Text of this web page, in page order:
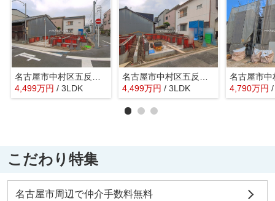
名古屋市中村区五反城町６丁目29【仲介手数料無料】新築一戸建て 1号棟
4,499万円 / 3LDK
名古屋市中村区五反城町６丁目29【仲介手数料無料】新築一戸建て 2号棟
4,499万円 / 3LDK 4,790万円
こだわり特集
名古屋市周辺で仲介手数料無料